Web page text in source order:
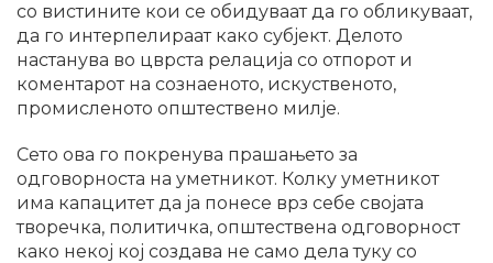
со вистините кои се обидуваат да го обликуваат,
да го интерпелираат како субјект. Делото
настанува во цврста релација со отпорот и
коментарот на сознаеното, искуственото,
промисленото општествено милје.
Сето ова го покренува прашањето за
одговорноста на уметникот. Колку уметникот
има капацитет да ја понесе врз себе својата
творечка, политичка, општествена одговорност
како некој кој создава не само дела туку со